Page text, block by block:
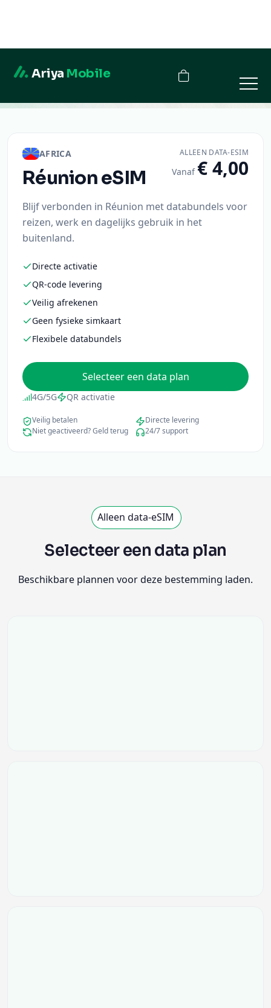
Réunion
AFRICA
RéunioneSIM
ALLEEN DATA-ESIM
Vanaf € 4,00
Blijf verbonden in Réunion met databundels voor
reizen, werk en dagelijks gebruik in het
buitenland.
Directe activatie
QR-code levering
Veilig afrekenen
Geen fysieke simkaart
Flexibele databundels
Selecteer een data plan
4G/5G QR activatie
Veilig betalen
Directe levering
Niet geactiveerd? Geld terug
24/7 support
Alleen data-eSIM
Selecteer een data plan
Beschikbare plannen voor deze bestemming laden.